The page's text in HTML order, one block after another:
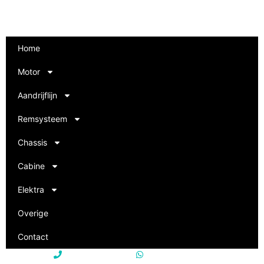
Home
Motor
Aandrijflijn
Remsysteem
Chassis
Cabine
Elektra
Overige
Contact